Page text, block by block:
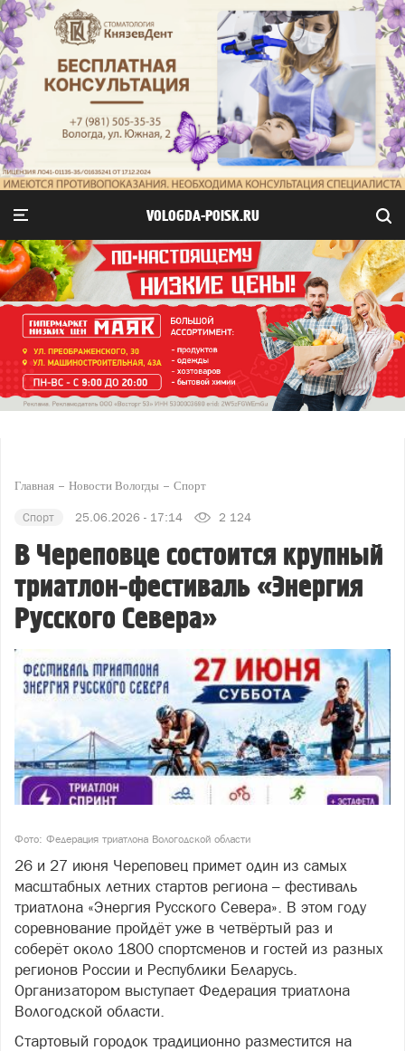
VOLOGDA-POISK.RU
Главная Новости Вологды Спорт
Спорт 25.06.2026 - 17:14 2 124
В Череповце состоится крупный
триатлон‑фестиваль «Энергия
Русского Севера»
Фото: Федерация триатлона Вологодской области
26 и 27 июня Череповец примет один из самых
масштабных летних стартов региона – фестиваль
триатлона «Энергия Русского Севера». В этом году
соревнование пройдёт уже в четвёртый раз и
соберёт около 1800 спортсменов и гостей из разных
регионов России и Республики Беларусь.
Организатором выступает Федерация триатлона
Вологодской области.
Стартовый городок традиционно разместится на